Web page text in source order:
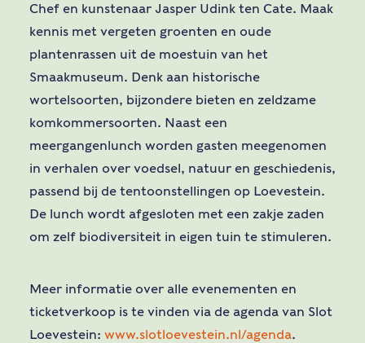
Chef en kunstenaar Jasper Udink ten Cate. Maak
kennis met vergeten groenten en oude
plantenrassen uit de moestuin van het
Smaakmuseum. Denk aan historische
wortelsoorten, bijzondere bieten en zeldzame
komkommersoorten. Naast een
meergangenlunch worden gasten meegenomen
in verhalen over voedsel, natuur en geschiedenis,
passend bij de tentoonstellingen op Loevestein.
De lunch wordt afgesloten met een zakje zaden
om zelf biodiversiteit in eigen tuin te stimuleren.
Meer informatie over alle evenementen en
ticketverkoop is te vinden via de agenda van Slot
Loevestein: www.slotloevestein.nl/agenda.